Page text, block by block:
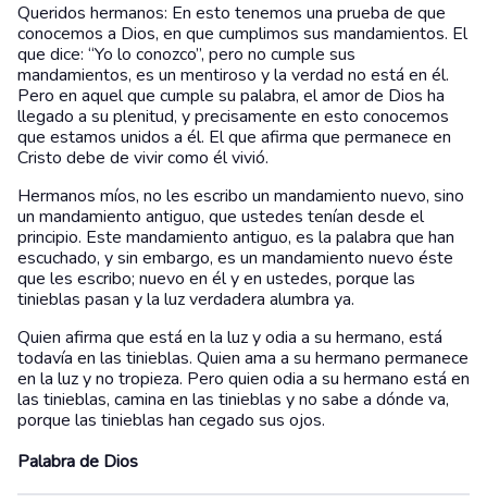
Queridos hermanos: En esto tenemos una prueba de que
conocemos a Dios, en que cumplimos sus mandamientos. El
que dice: “Yo lo conozco”, pero no cumple sus
mandamientos, es un mentiroso y la verdad no está en él.
Pero en aquel que cumple su palabra, el amor de Dios ha
llegado a su plenitud, y precisamente en esto conocemos
que estamos unidos a él. El que afirma que permanece en
Cristo debe de vivir como él vivió.
Hermanos míos, no les escribo un mandamiento nuevo, sino
un mandamiento antiguo, que ustedes tenían desde el
principio. Este mandamiento antiguo, es la palabra que han
escuchado, y sin embargo, es un mandamiento nuevo éste
que les escribo; nuevo en él y en ustedes, porque las
tinieblas pasan y la luz verdadera alumbra ya.
Quien afirma que está en la luz y odia a su hermano, está
todavía en las tinieblas. Quien ama a su hermano permanece
en la luz y no tropieza. Pero quien odia a su hermano está en
las tinieblas, camina en las tinieblas y no sabe a dónde va,
porque las tinieblas han cegado sus ojos.
Palabra de Dios